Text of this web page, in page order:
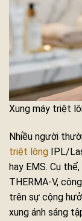
Xung máy triệt
Nhiều người
triệt lông IPL/
hay EMS. Cụ
THERMA-V,
trên sự cộng
xung ánh sáng